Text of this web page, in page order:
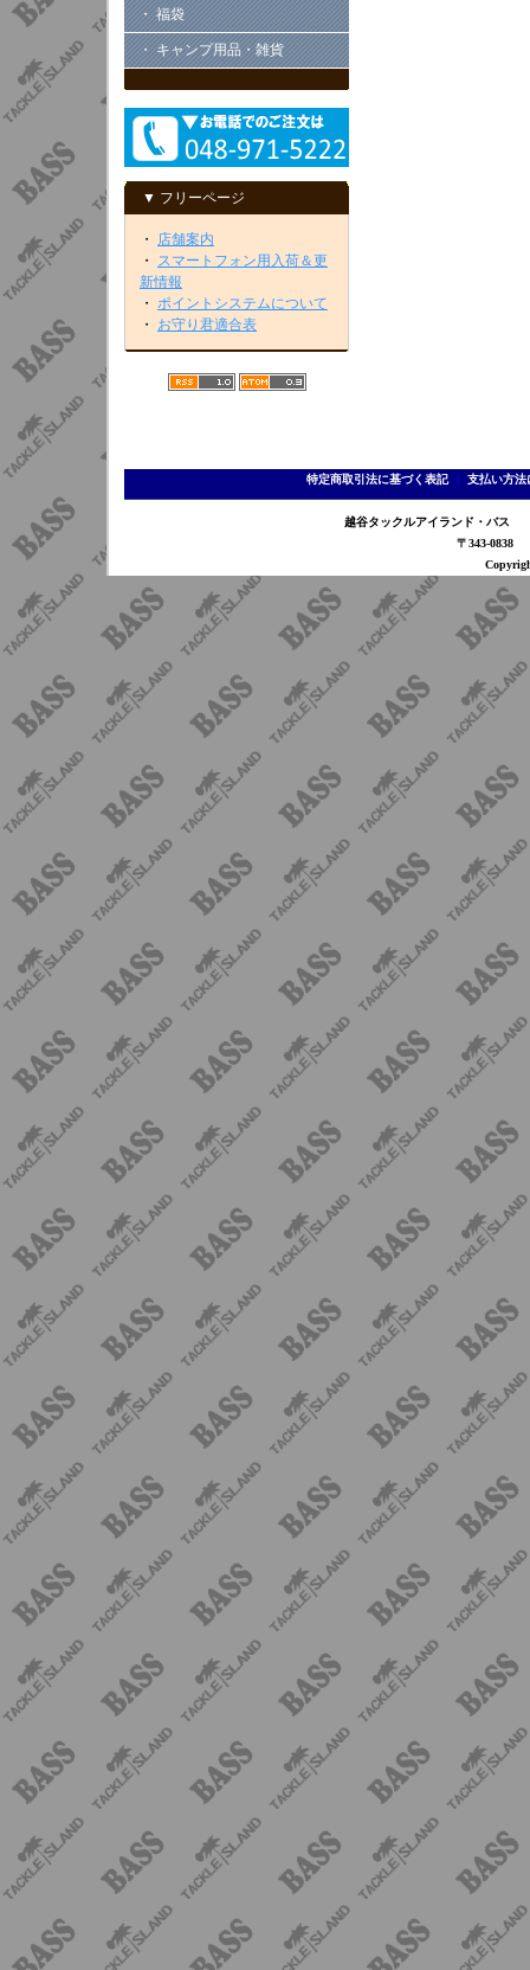
・ 福袋
・ キャンプ用品・雑貨
▼ フリーページ
・ 店舗案内
・ スマートフォン用入荷＆更
新情報
・ ポイントシステムについて
・ お守り君適合表
特定商取引法に基づく表記｜ 支払い方法
越谷タックルアイランド・バ
〒343-0838